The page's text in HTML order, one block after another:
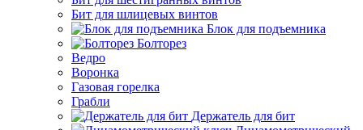
Бит для шлицевых винтов
Блок для подъемника
Болторез
Ведро
Воронка
Газовая горелка
Грабли
Держатель для бит